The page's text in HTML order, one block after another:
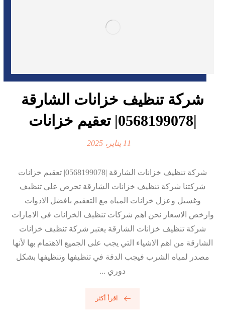
شركة تنظيف خزانات الشارقة
|0568199078| تعقيم خزانات
11 يناير، 2025
شركة تنظيف خزانات الشارقة |0568199078| تعقيم خزانات
شركتنا شركة تنظيف خزانات الشارقة تحرص علي تنظيف
وغسيل وعزل خزانات المياه مع التعقيم بافضل الادوات
وارخص الاسعار نحن اهم شركات تنظيف الخزانات في الامارات
شركة تنظيف خزانات الشارقة يعتبر شركة تنظيف خزانات
الشارقة من اهم الاشياء التي يجب على الجميع الاهتمام بها لأنها
مصدر لمياه الشرب فيجب الدقة في تنظيفها وتنظيفها بشكل
دوري ...
اقرأ أكثر